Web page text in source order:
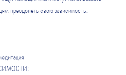
преодолеть свою зависимость.